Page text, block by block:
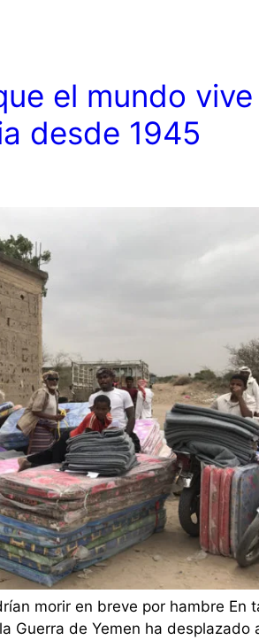
el mundo
desde 1945
morir en breve por hambre En
Guerra de Yemen ha desplazado